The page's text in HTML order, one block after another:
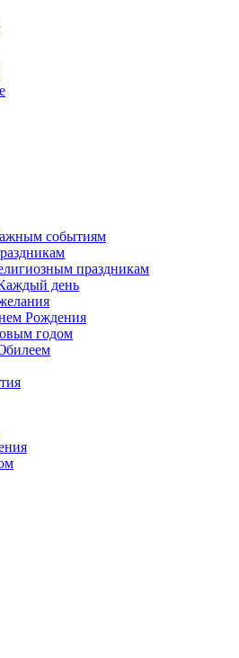
событиям
праздникам
день
Рождения
годом